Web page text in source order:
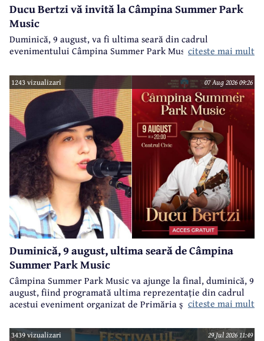
Ducu Bertzi vă invită la Câmpina Summer Park
Music
Duminică, 9 august, va fi ultima seară din cadrul
evenimentului Câmpina Summer Park Music 2026.citeste mai mult
1243 vizualizari 07 Aug 2026 09:26
Duminică, 9 august, ultima seară de Câmpina
Summer Park Music
Câmpina Summer Park Music va ajunge la final, duminică, 9
august, fiind programată ultima reprezentație din cadrul
acestui eveniment organizat de Primăria și Consiliul Local
citeste mai mult
3439 vizualizari 29 Jul 2026 11:49